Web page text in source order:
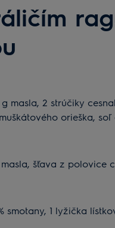
2 strúčiky
orieška,
šťava z polovice
smotany, 1 lyžička